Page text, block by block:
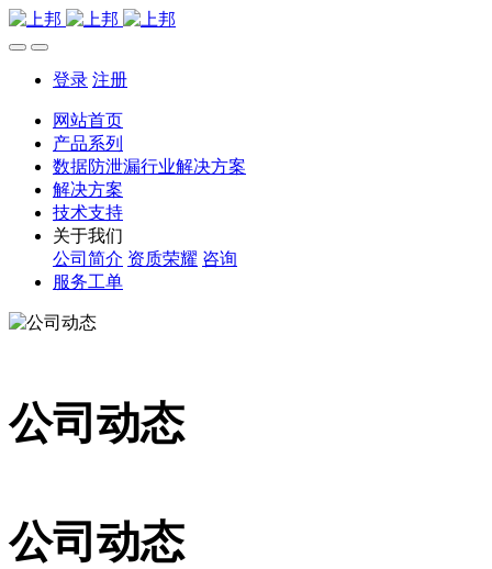
登录 注册
网站首页
产品系列
数据防泄漏行业解决方案
解决方案
技术支持
关于我们
公司简介 资质荣耀 咨询
服务工单
公司动态
公司动态